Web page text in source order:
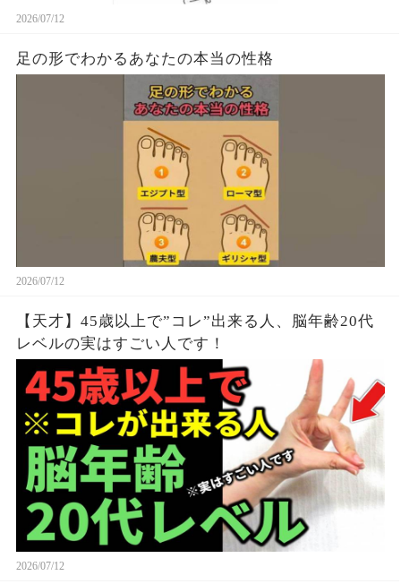
2026/07/12
足の形でわかるあなたの本当の性格
2026/07/12
【天才】45歳以上で”コレ”出来る人、脳年齢20代
レベルの実はすごい人です！
2026/07/12